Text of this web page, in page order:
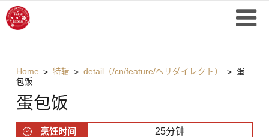
Home 特辑 detail（/cn/feature/へリダイレクト）
蛋
包饭
蛋包饭
烹饪时间 25分钟